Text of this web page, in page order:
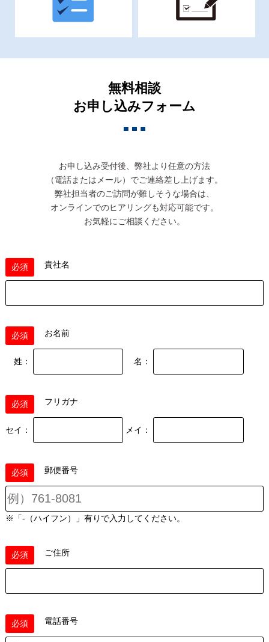
無料相談
お申し込みフォーム
お申し込み受付後、弊社より任意の方法
（電話またはメール）でご連絡差し上げます。
弊社担当者のご訪問が難しそうな場合は、
オンラインでのヒアリングも対応可能です。
お気軽にご相談ください。
必須 貴社名
必須 お名前
姓： 名：
必須 フリガナ
セイ： メイ：
必須 郵便番号
※「-（ハイフン）」有りで入力してください。
必須 ご住所
必須 電話番号